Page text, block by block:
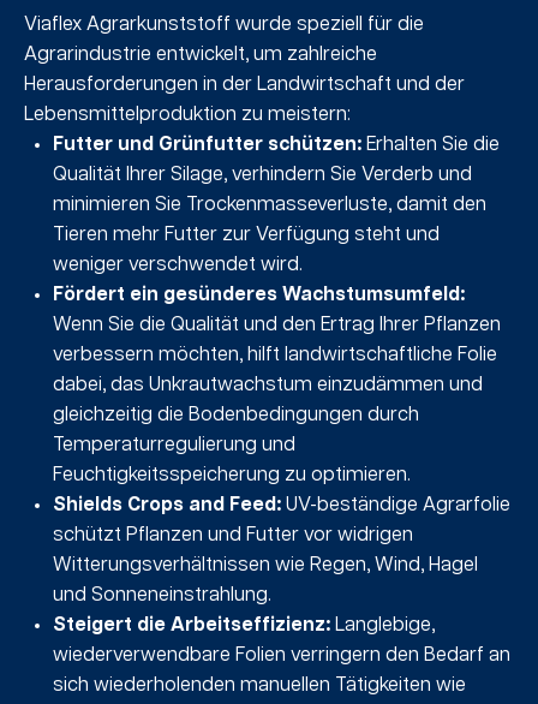
Viaflex Agrarkunststoff wurde speziell für die
Agrarindustrie entwickelt, um zahlreiche
Herausforderungen in der Landwirtschaft und der
Lebensmittelproduktion zu meistern:
Futter und Grünfutter schützen: Erhalten Sie die
Qualität Ihrer Silage, verhindern Sie Verderb und
minimieren Sie Trockenmasseverluste, damit den
Tieren mehr Futter zur Verfügung steht und
weniger verschwendet wird.
Fördert ein gesünderes Wachstumsumfeld:
Wenn Sie die Qualität und den Ertrag Ihrer Pflanzen
verbessern möchten, hilft landwirtschaftliche Folie
dabei, das Unkrautwachstum einzudämmen und
gleichzeitig die Bodenbedingungen durch
Temperaturregulierung und
Feuchtigkeitsspeicherung zu optimieren.
Shields Crops and Feed: UV-beständige Agrarfolie
schützt Pflanzen und Futter vor widrigen
Witterungsverhältnissen wie Regen, Wind, Hagel
und Sonneneinstrahlung.
Steigert die Arbeitseffizienz: Langlebige,
wiederverwendbare Folien verringern den Bedarf an
sich wiederholenden manuellen Tätigkeiten wie